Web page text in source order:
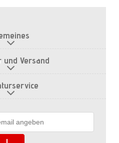
und Versand